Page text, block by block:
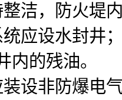
整洁，防火堤
统应设水封井
内的残油。
装设非防爆电